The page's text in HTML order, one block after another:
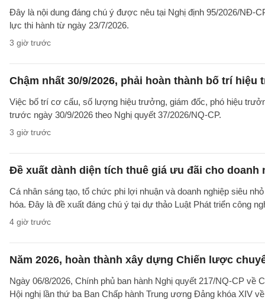
Đây là nội dung đáng chú ý được nêu tại Nghị định 95/2026/NĐ-
lực thi hành từ ngày 23/7/2026.
3 giờ trước
Chậm nhất 30/9/2026, phải hoàn thành bố trí
Việc bố trí cơ cấu, số lượng hiệu trưởng, giám đốc, phó hiệu
trước ngày 30/9/2026 theo Nghị quyết 37/2026/NQ-CP.
3 giờ trước
Đề xuất dành diện tích thuê giá ưu đãi cho doanh
Cá nhân sáng tạo, tổ chức phi lợi nhuận và doanh nghiệp siêu
hóa. Đây là đề xuất đáng chú ý tại dự thảo Luật Phát triển công
4 giờ trước
Năm 2026, hoàn thành xây dựng Chiến lược
Ngày 06/8/2026, Chính phủ ban hành Nghị quyết 217/NQ-CP
Hội nghị lần thứ ba Ban Chấp hành Trung ương Đảng khóa XIV